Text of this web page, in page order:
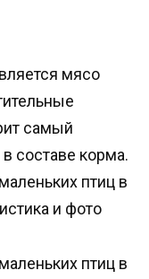
мясо
самый
составе корма.
птиц в
и фото
птиц в